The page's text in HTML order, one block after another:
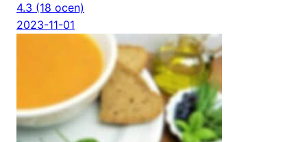
4.3 (18 ocen)
2023-11-01